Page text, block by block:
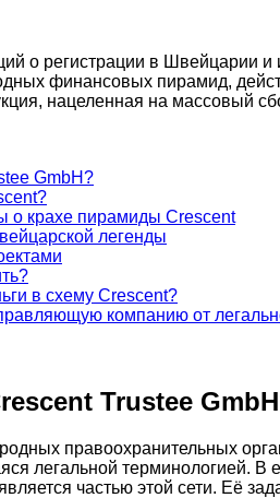
о регистрации в Швейцарии
финансовых пирамид,
нацеленная на массовый
GmbH?
о крахе пирамиды Crescent
легенды
в схему Crescent?
компанию от
Trustee
правоохранительных
легальной терминологией. В
частью этой сети. Её